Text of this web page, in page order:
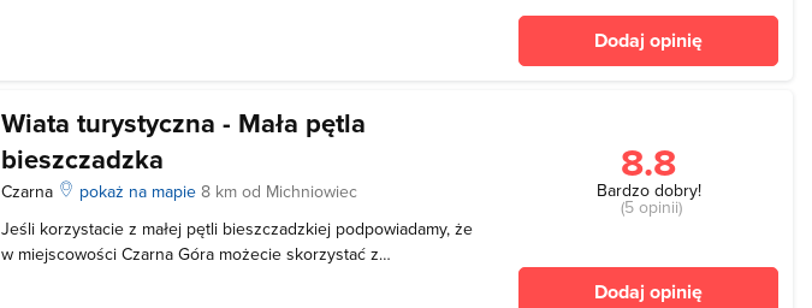
Dodaj opinię
Wiata turystyczna - Mała pętla
bieszczadzka
Czarna pokaż na mapie8 km od Michniowiec
Jeśli korzystacie z małej pętli bieszczadzkiej podpowiadamy, że
w miejscowości Czarna Góra możecie skorzystać z
8.8
Bardzo dobry!
(5 opinii)
Dodaj opinię